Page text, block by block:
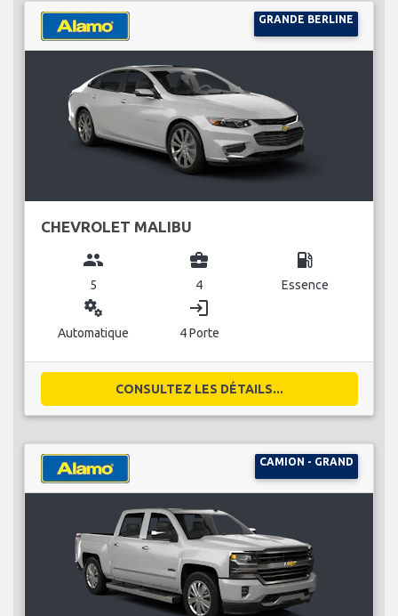
GRANDE BERLINE
CHEVROLET MALIBU
group
5
business_center
4
local_gas_station
Essence
miscellaneous_services
Automatique
login
4 Porte
CONSULTEZ LES DÉTAILS...
CAMION - GRAND